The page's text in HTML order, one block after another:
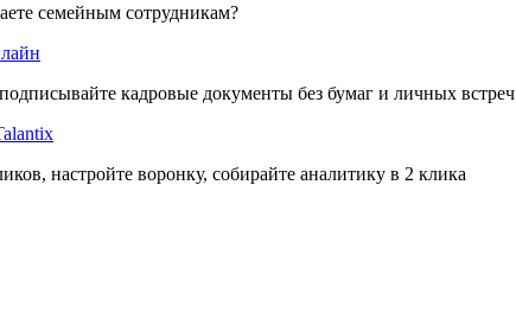
семейным сотрудникам?
кадровые документы без бумаг и личных встреч
настройте воронку, собирайте аналитику в 2 клика